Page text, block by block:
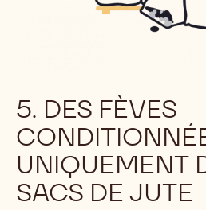
5. DES FÈVES
UNIQUEMENT
SACS DE JUTE